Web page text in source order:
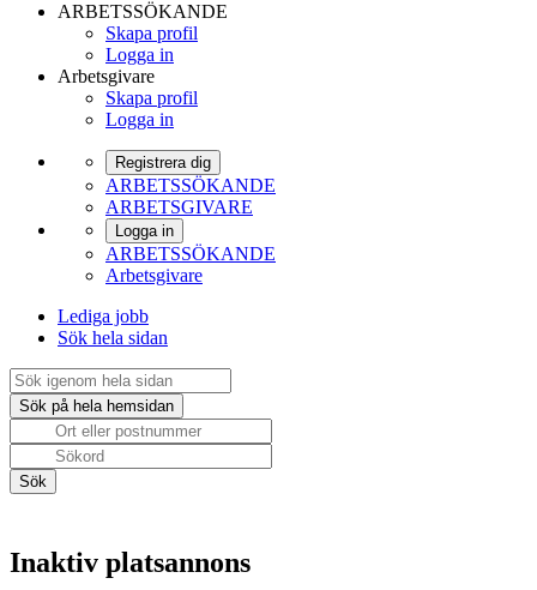
ARBETSSÖKANDE
Skapa profil
Logga in
Arbetsgivare
Skapa profil
Logga in
Registrera dig
ARBETSSÖKANDE
ARBETSGIVARE
Logga in
ARBETSSÖKANDE
Arbetsgivare
Lediga jobb
Sök hela sidan
Inaktiv platsannons